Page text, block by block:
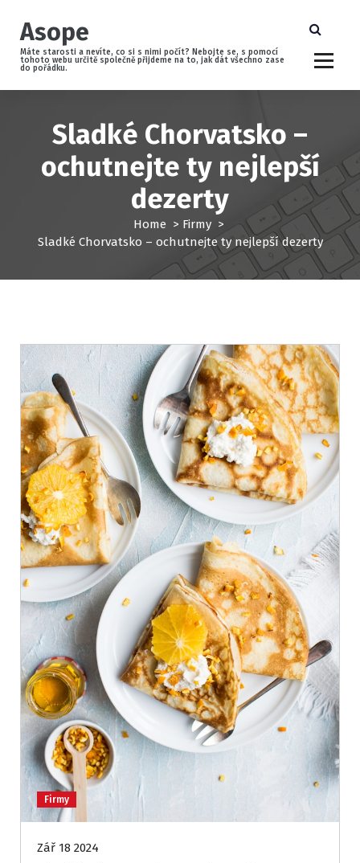
Asope
Máte starosti a nevíte, co si s nimi počít? Nebojte se, s pomocí
tohoto webu určitě společně přijdeme na to, jak dát všechno zase
do pořádku.
Sladké Chorvatsko –
ochutnejte ty nejlepší
dezerty
Home > Firmy>
Sladké Chorvatsko – ochutnejte ty nejlepší dezerty
Firmy
Zář 18 2024